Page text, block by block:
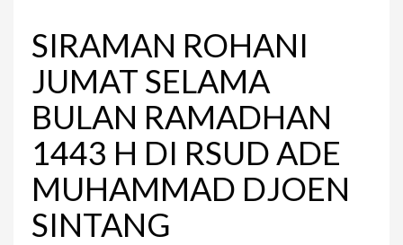
SIRAMAN ROHANI
JUMAT SELAMA
BULAN RAMADHAN
1443 H DI RSUD ADE
MUHAMMAD DJOEN
SINTANG